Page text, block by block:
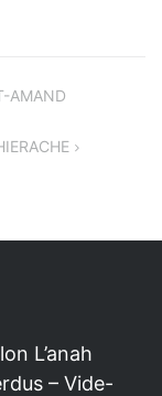
AMAND
L’anah
– Vide-